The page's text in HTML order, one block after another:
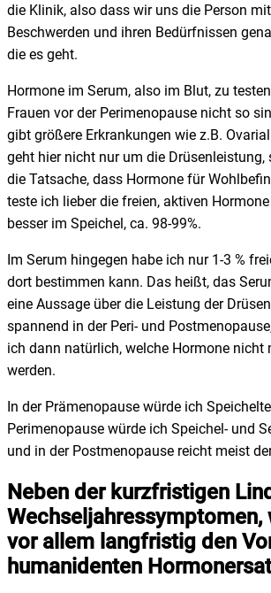
die Klinik, also dass wir uns die Person
Beschwerden und ihren Bedürfnissen
die es geht.
Hormone im Serum, also im Blut, zu
Frauen vor der Perimenopause nicht so
gibt größere Erkrankungen wie z.B.
geht hier nicht nur um die Drüsenleistung,
die Tatsache, dass Hormone für
teste ich lieber die freien, aktiven
besser im Speichel, ca. 98-99%.
Im Serum hingegen habe ich nur 1-3 %
dort bestimmen kann. Das heißt, das
eine Aussage über die Leistung der
spannend in der Peri- und
ich dann natürlich, welche Hormone nicht
werden.
In der Prämenopause würde ich
Perimenopause würde ich Speichel- und
und in der Postmenopause reicht meist
Neben der kurzfristigen
Wechseljahressymptomen,
vor allem langfristig den
humanidenten